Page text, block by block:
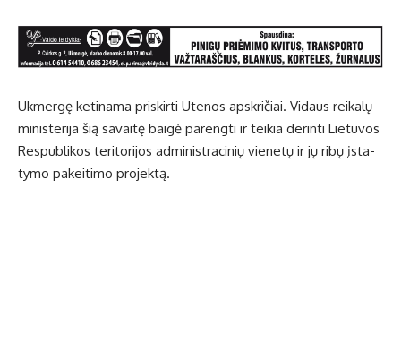
Uk­mer­gę ke­ti­na­ma pri­skir­ti Ute­nos ap­skri­čiai. Vi­daus rei­ka­lų
mi­nis­te­ri­ja šią sa­vai­tę bai­gė pa­reng­ti ir tei­kia de­rin­ti Lie­tu­vos
Res­pub­li­kos te­ri­to­ri­jos ad­mi­nist­ra­ci­nių vie­ne­tų ir jų ri­bų įsta­
ty­mo pa­kei­ti­mo pro­jek­tą.